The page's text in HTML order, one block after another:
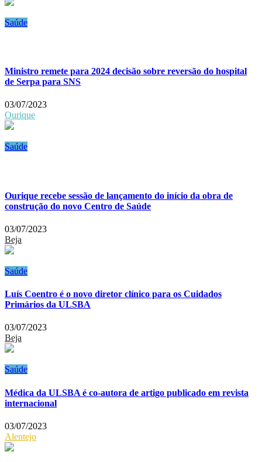
Saúde
Ministro remete para 2024 decisão sobre reversão do hospital
de Serpa para SNS
03/07/2023
Ourique
Saúde
Ourique recebe sessão de lançamento do início da obra de
construção do novo Centro de Saúde
03/07/2023
Beja
Saúde
Luís Coentro é o novo diretor clínico para os Cuidados
Primários da ULSBA
03/07/2023
Beja
Saúde
Médica da ULSBA é co-autora de artigo publicado em revista
internacional
03/07/2023
Alentejo